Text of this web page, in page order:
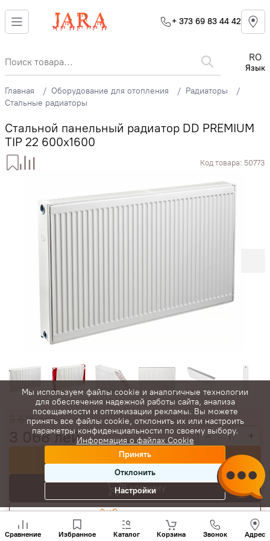
+ 373 69 83 44 42
RO
Язык
Главная Оборудование для отопления
Радиаторы
Стальные радиаторы
Стальной панельный радиатор DD PREMIUM
TIP 22 600x1600
Код товара: 50773
3 616лей
3 068лей - +
Купить сейчас
В корзину
Сравнение Избранное Каталог Корзина Звонок Адрес
нам
+(373)
Мы используем файлы cookie и аналогичные технологии
для обеспечения надежной работы сайта, анализа
посещаемости и оптимизации рекламы. Вы можете
принять все файлы cookie, отклонить их или настроить
параметры конфиденциальности по своему выбору.
Информация о файлах Cookie
Принять
Отклонить
Настройки